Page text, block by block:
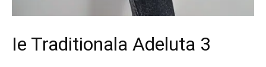
Ie Traditionala Adeluta 3